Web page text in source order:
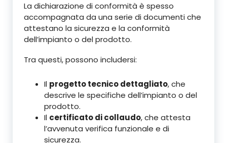
La dichiarazione di conformità è spesso
accompagnata da una serie di documenti che
attestano la sicurezza e la conformità
dell’impianto o del prodotto.
Tra questi, possono includersi:
Il progetto tecnico dettagliato, che
descrive le specifiche dell’impianto o del
prodotto.
Il certificato di collaudo, che attesta
l’avvenuta verifica funzionale e di
sicurezza.